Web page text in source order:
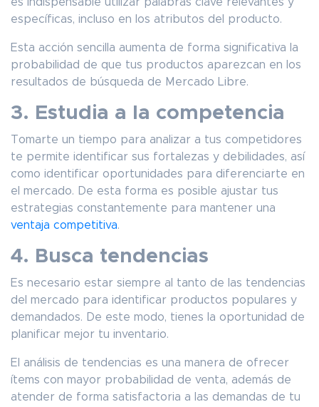
específicas, incluso en los atributos del producto.
Esta acción sencilla aumenta de forma significativa la
probabilidad de que tus productos aparezcan en los
resultados de búsqueda de Mercado Libre.
3. Estudia a la competencia
Tomarte un tiempo para analizar a tus competidores
te permite identificar sus fortalezas y debilidades, así
como identificar oportunidades para diferenciarte en
el mercado. De esta forma es posible ajustar tus
estrategias constantemente para mantener una
ventaja competitiva.
4. Busca tendencias
Es necesario estar siempre al tanto de las tendencias
del mercado para identificar productos populares y
demandados. De este modo, tienes la oportunidad de
planificar mejor tu inventario.
El análisis de tendencias es una manera de ofrecer
ítems con mayor probabilidad de venta, además de
atender de forma satisfactoria a las demandas de tu